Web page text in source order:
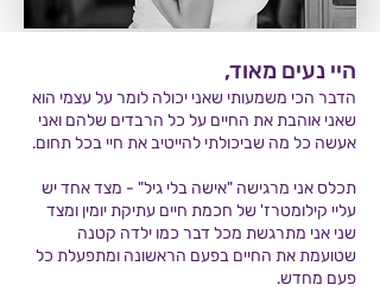
היי נעים מאוד,
הדבר הכי משמעותי שאני יכולה לומר על עצמי הוא
שאני אוהבת את החיים על כל הרבדים שלהם ואני
אעשה כל מה שביכולתי להייטיב את חיי בכל תחום.
תכלס אני מרגישה "אישה בלי גיל" - מצד אחד יש
עליי קילומטרז' של חכמת חיים עתיקת יומין ומצד
שני אני מתרגשת מכל דבר כמו ילדה קטנה
שטועמת את החיים בפעם הראשונה ומתפעלת כל
פעם מחדש.